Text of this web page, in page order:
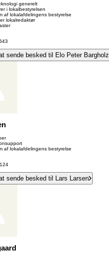
generelt
i lokalbestyrelsen
af lokalafdelingens bestyrelse
lokalredaktør
sende besked til Elo Peter Bargholz
af lokalafdelingens bestyrelse
sende besked til Lars Larsen